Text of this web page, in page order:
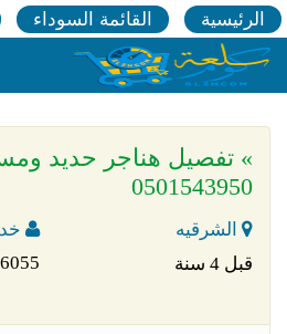
الرئيسية القائمة السوداء
» تفصيل هناجر حديد
0501543950
الشرقيه
قبل 4 سنة